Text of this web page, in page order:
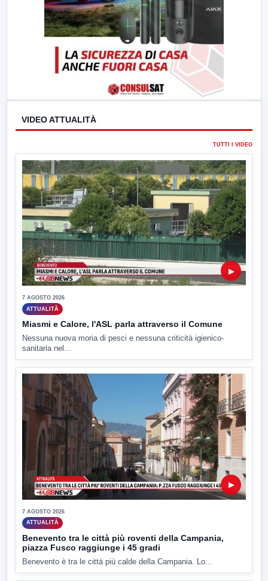
VIDEO ATTUALITÀ
TUTTI I VIDEO
▶
7 AGOSTO 2026
ATTUALITÀ
Miasmi e Calore, l'ASL parla attraverso il Comune
Nessuna nuova moria di pesci e nessuna criticità igienico-
sanitaria nel...
▶
7 AGOSTO 2026
ATTUALITÀ
Benevento tra le città più roventi della Campania,
piazza Fusco raggiunge i 45 gradi
Benevento è tra le città più calde della Campania. Lo...